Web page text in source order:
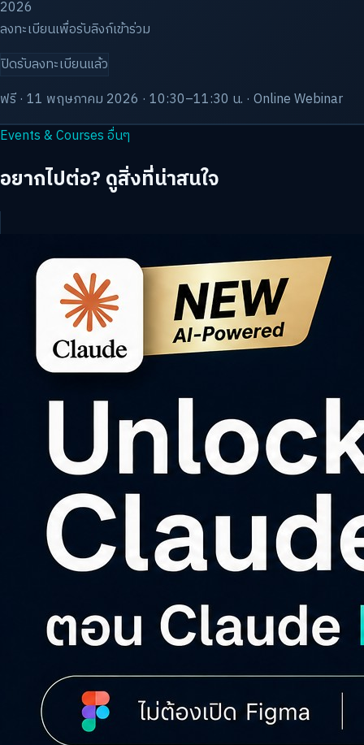
2026
ลงทะเบียนเพื่อรับลิงก์เข้าร่วม
ปิดรับลงทะเบียนแล้ว
ฟรี · 11 พฤษภาคม 2026 · 10:30–11:30 น. · Online Webinar
Events & Courses อื่นๆ
อยากไปต่อ? ดูสิ่งที่น่าสนใจ